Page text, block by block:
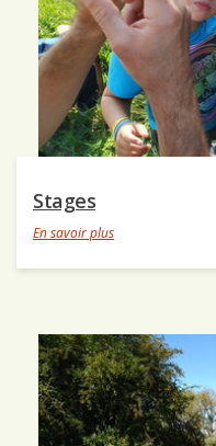
Stages
En savoir plus